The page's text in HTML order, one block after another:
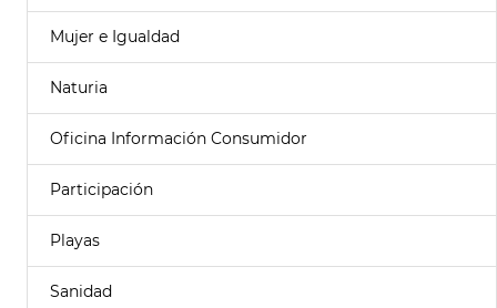
Mujer e Igualdad
Naturia
Oficina Información Consumidor
Participación
Playas
Sanidad